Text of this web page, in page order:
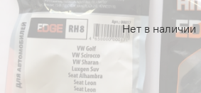
Нет в наличии